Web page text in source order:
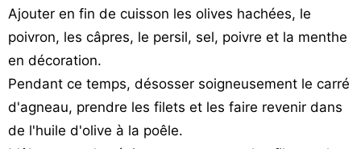
Ajouter en fin de cuisson les olives hachées, le
poivron, les câpres, le persil, sel, poivre et la menthe
en décoration.
Pendant ce temps, désosser soigneusement le carré
d'agneau, prendre les filets et les faire revenir dans
de l'huile d'olive à la poêle.